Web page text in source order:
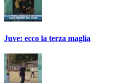
Juve: ecco la terza maglia